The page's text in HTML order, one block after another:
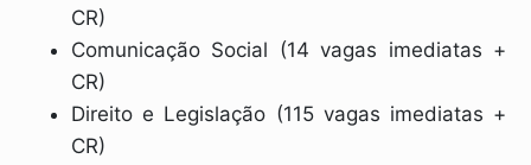
CR)
Comunicação Social (14 vagas imediatas +
CR)
Direito e Legislação (115 vagas imediatas +
CR)